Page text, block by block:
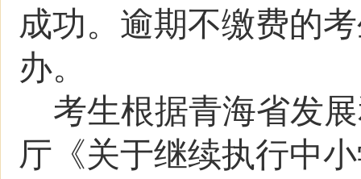
成功。 逾期不缴费的
办。
考生根据青海省发
厅《关于继续执行中